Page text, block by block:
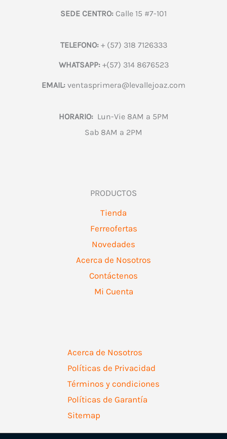
SEDE CENTRO: Calle 15 #7-101
TELEFONO:+ (57) 318 7126333
WHATSAPP:+(57) 314 8676523
EMAIL: ventasprimera@levallejoaz.com
HORARIO:Lun-Vie 8AM a 5PM
Sab 8AM a 2PM
PRODUCTOS
Tienda
Ferreofertas
Novedades
Acerca de Nosotros
Contáctenos
Mi Cuenta
Acerca de Nosotros
Políticas de Privacidad
Términos y condiciones
Políticas de Garantía
Sitemap